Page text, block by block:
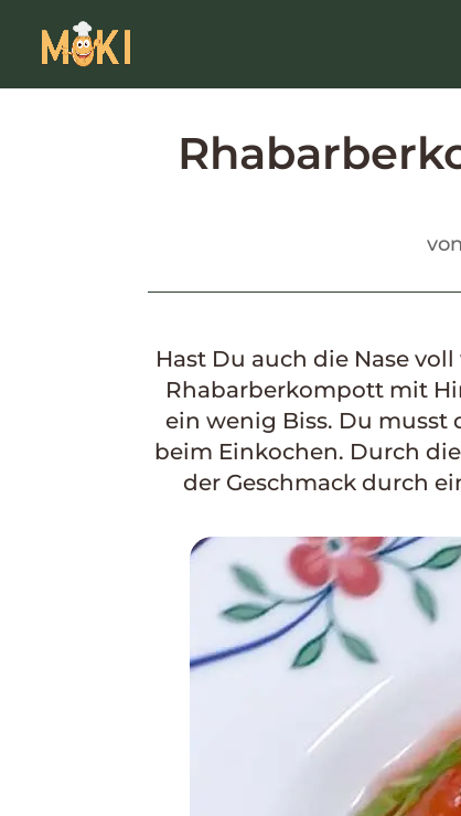
von
Hast Du auch die Nase
Rhabarberkompott mit
ein wenig Biss. Du
beim Einkochen. Durch
der Geschmack durch